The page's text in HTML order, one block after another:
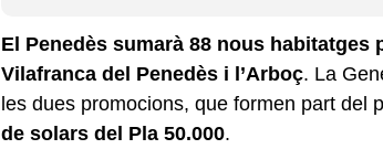
El Penedès sumarà 88 nous
Vilafranca del Penedès i l’Arboç. La
les dues promocions, que formen part del
de solars del Pla 50.000.